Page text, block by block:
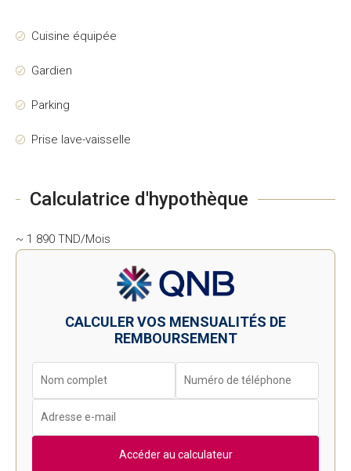
Cuisine équipée
Gardien
Parking
Prise lave-vaisselle
Calculatrice d'hypothèque
~ 1 890 TND/Mois
CALCULER VOS MENSUALITÉS DE
REMBOURSEMENT
Accéder au calculateur